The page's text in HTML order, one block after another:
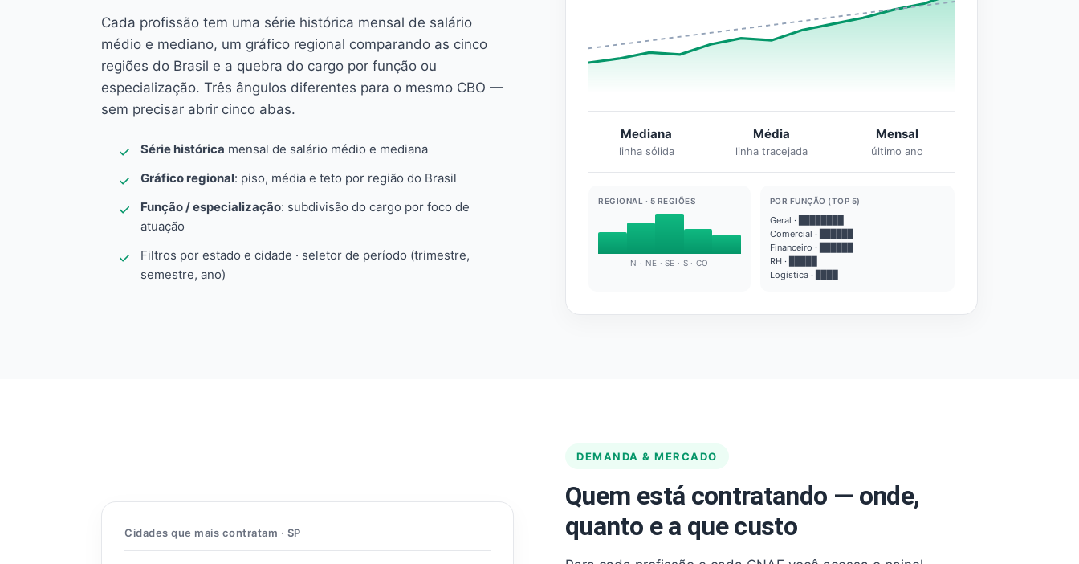
Cada profissão tem uma série histórica mensal de salário
médio e mediano, um gráfico regional comparando as cinco
regiões do Brasil e a quebra do cargo por função ou
especialização. Três ângulos diferentes para o mesmo CBO —
sem precisar abrir cinco abas.
Série histórica mensal de salário médio e mediana
Gráfico regional: piso, média e teto por região do Brasil
Função / especialização: subdivisão do cargo por foco de
atuação
Filtros por estado e cidade · seletor de período (trimestre,
semestre, ano)
Mediana
linha sólida
Média
linha tracejada
Mensal
último ano
REGIONAL · 5 REGIÕES
N · NE · SE · S · CO
POR FUNÇÃO (TOP 5)
Geral · ████████
Comercial · ██████
Financeiro · ██████
RH · █████
Logística · ████
DEMANDA & MERCADO
Quem está contratando — onde,
quanto e a que custo
Cidades que mais contratam · SP